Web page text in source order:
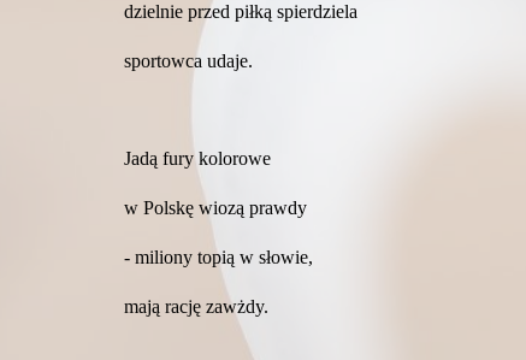
dzielnie przed piłką spierdziela
sportowca udaje.
Jadą fury kolorowe
w Polskę wiozą prawdy
- miliony topią w słowie,
mają rację zawżdy.